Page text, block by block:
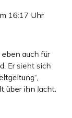
16:17 Uhr
auch für
Er sieht sich
über ihn lacht.